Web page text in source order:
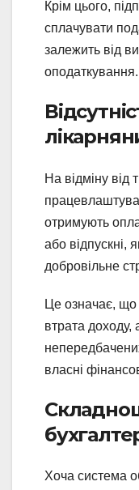
Крім цього,
сплачувати
залежить від
оподаткування.
На відміну від
отримують
або
добровільне
Це означає,
втрата доходу,
власні
Хоча система